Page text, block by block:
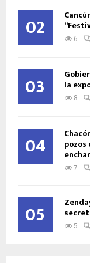
02 6
03 la
8
04
7
05 5